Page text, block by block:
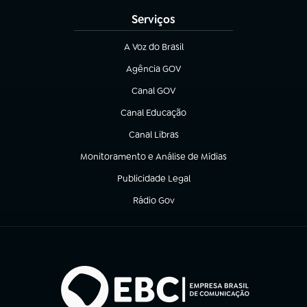
Serviços
A Voz do Brasil
(abre em nova aba)
Agência GOV
(abre em nova aba)
Canal GOV
(abre em nova aba)
Canal Educação
(abre em nova aba)
Canal Libras
(abre em nova aba)
Monitoramento e Análise de Mídias
(abre em nova aba)
Publicidade Legal
(abre em nova aba)
Rádio Gov
(abre em nova aba)